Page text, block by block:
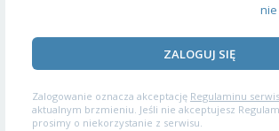
nie
ZALOGUJ SIĘ
Zalogowanie oznacza akceptację Regulaminu
aktualnym brzmieniu. Jeśli nie akceptujesz
prosimy o niekorzystanie z serwisu.